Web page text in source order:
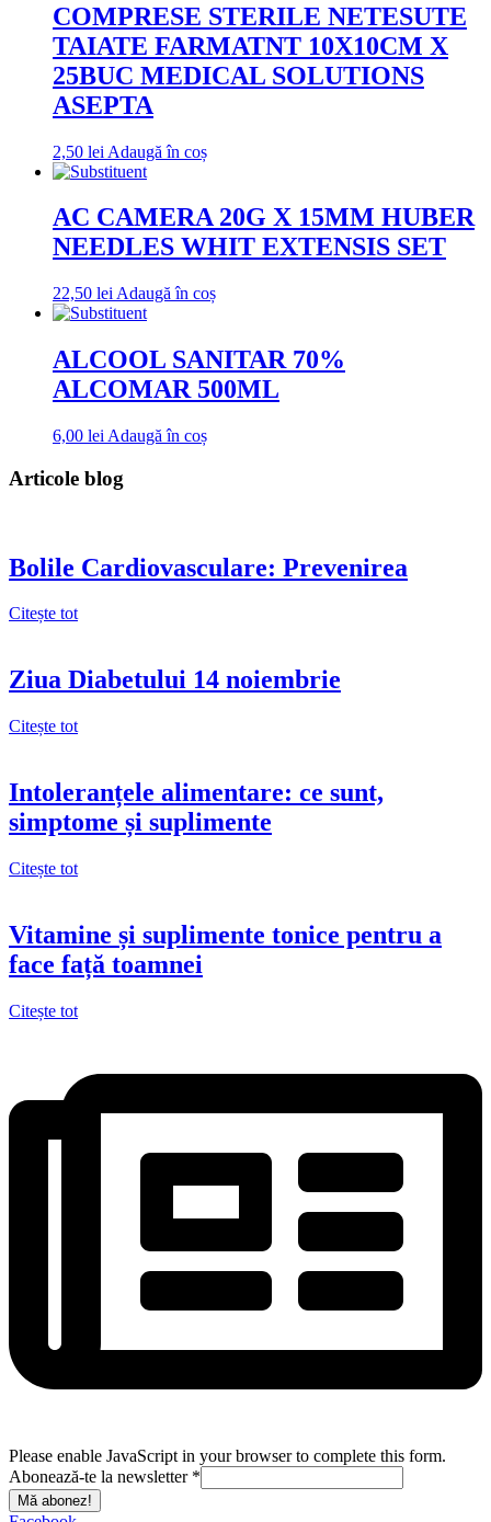
COMPRESE STERILE NETESUTE
TAIATE FARMATNT 10X10CM X
25BUC MEDICAL SOLUTIONS
ASEPTA
2,50 lei Adaugă în coș
AC CAMERA 20G X 15MM HUBER
NEEDLES WHIT EXTENSIS SET
22,50 lei Adaugă în coș
ALCOOL SANITAR 70%
ALCOMAR 500ML
6,00 lei Adaugă în coș
Articole blog
Bolile Cardiovasculare: Prevenirea
Citește tot
Ziua Diabetului 14 noiembrie
Citește tot
Intoleranțele alimentare: ce sunt,
simptome și suplimente
Citește tot
Vitamine și suplimente tonice pentru a
face față toamnei
Citește tot
Please enable JavaScript in your browser to complete this form.
Abonează-te la newsletter *
Mă abonez!